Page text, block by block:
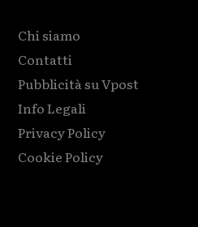
Chi siamo
Contatti
Pubblicità su Vpost
Info Legali
Privacy Policy
Cookie Policy